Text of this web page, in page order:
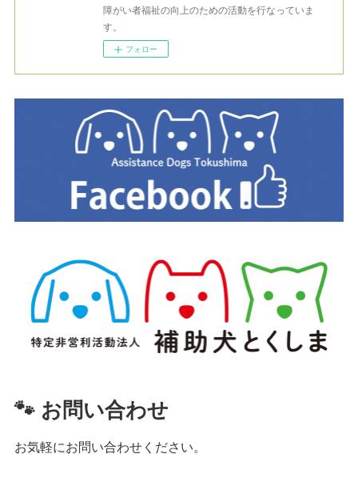
障がい者福祉の向上のための活動を行なっていま
す。
フォロー
🐾 お問い合わせ
お気軽にお問い合わせください。